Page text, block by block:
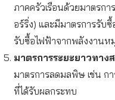
ภาคครัวเรือนด้วยมาตรก
อร์ริ่ง) และมีมาตรการรับ
รับซื้อไฟฟ้าจากพลังงานห
มาตรการระยะยาวทาง
มาตรการลดมลพิษ เช่น ก
ที่ได้รับผลกระทบ